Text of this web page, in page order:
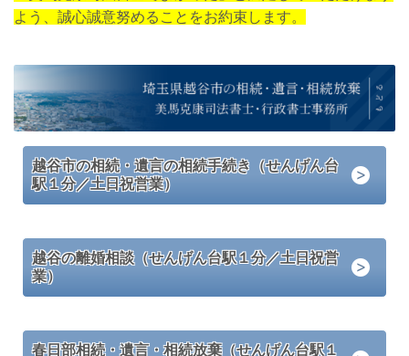
よう、誠心誠意努めることをお約束します。
越谷市の相続・遺言の相続手続き（せんげん台
駅１分／土日祝営業）
越谷の離婚相談（せんげん台駅１分／土日祝営
業）
春日部相続・遺言・相続放棄（せんげん台駅１